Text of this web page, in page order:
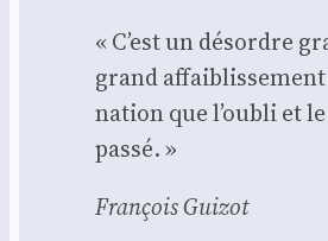
« C’est un désordre
grand
nation que l’oubli et
pas­sé. »
Fran­çois Gui­zot